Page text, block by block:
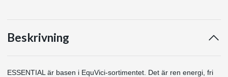
Beskrivning
ESSENTIAL är basen i EquVici-sortimentet. Det är ren energi, fri